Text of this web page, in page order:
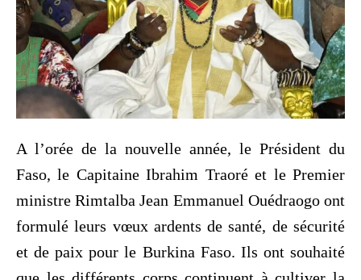
A l’orée de la nouvelle année, le Président du
Faso, le Capitaine Ibrahim Traoré et le Premier
ministre Rimtalba Jean Emmanuel Ouédraogo ont
formulé leurs vœux ardents de santé, de sécurité
et de paix pour le Burkina Faso. Ils ont souhaité